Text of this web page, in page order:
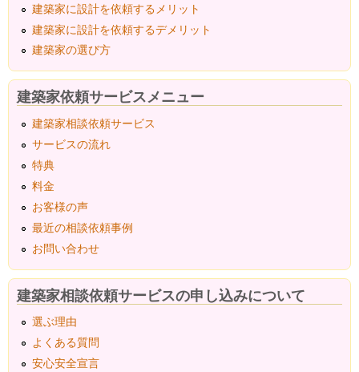
建築家に設計を依頼するメリット
建築家に設計を依頼するデメリット
建築家の選び方
建築家依頼サービスメニュー
建築家相談依頼サービス
サービスの流れ
特典
料金
お客様の声
最近の相談依頼事例
お問い合わせ
建築家相談依頼サービスの申し込みについて
選ぶ理由
よくある質問
安心安全宣言